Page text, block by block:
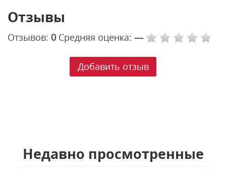
Отзывы
Отзывов: 0 Средняя оценка: —
Добавить отзыв
Недавно просмотренные